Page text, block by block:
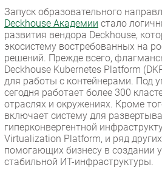
Аналитика
Интервью
Мероприятия
Проекты
IT класс
Тестовый стенд
Каталог компаний
Запуск образовательного
Deckhouse Академии стало
развития вендора Deckhouse,
экосистему востребованных на
решений. Прежде всего,
Deckhouse Kubernetes Platform
для работы с контейнерами. Под
сегодня работает более 300
отраслях и окружениях. Кроме
включает систему для
гиперконвергентной
Virtualization Platform, и ряд
помогающих бизнесу в создании
стабильной ИТ-инфраструктуры.